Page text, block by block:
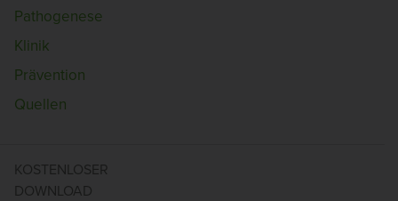
Pathogenese
Klinik
Prävention
Quellen
KOSTENLOSER
DOWNLOAD